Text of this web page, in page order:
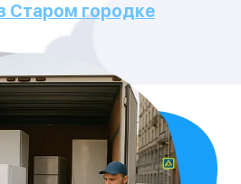
Старом городке